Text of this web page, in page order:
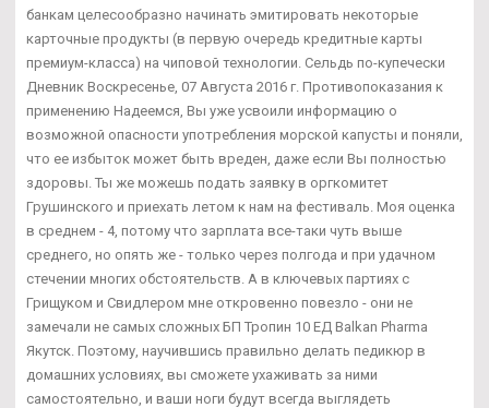
банкам целесообразно начинать эмитировать некоторые
карточные продукты (в первую очередь кредитные карты
премиум-класса) на чиповой технологии. Сельдь по-купечески
Дневник Воскресенье, 07 Августа 2016 г. Противопоказания к
применению Надеемся, Вы уже усвоили информацию о
возможной опасности употребления морской капусты и поняли,
что ее избыток может быть вреден, даже если Вы полностью
здоровы. Ты же можешь подать заявку в оргкомитет
Грушинского и приехать летом к нам на фестиваль. Моя оценка
в среднем - 4, потому что зарплата все-таки чуть выше
среднего, но опять же - только через полгода и при удачном
стечении многих обстоятельств. А в ключевых партиях с
Грищуком и Свидлером мне откровенно повезло - они не
замечали не самых сложных БП Тропин 10 ЕД Balkan Pharma
Якутск. Поэтому, научившись правильно делать педикюр в
домашних условиях, вы сможете ухаживать за ними
самостоятельно, и ваши ноги будут всегда выглядеть